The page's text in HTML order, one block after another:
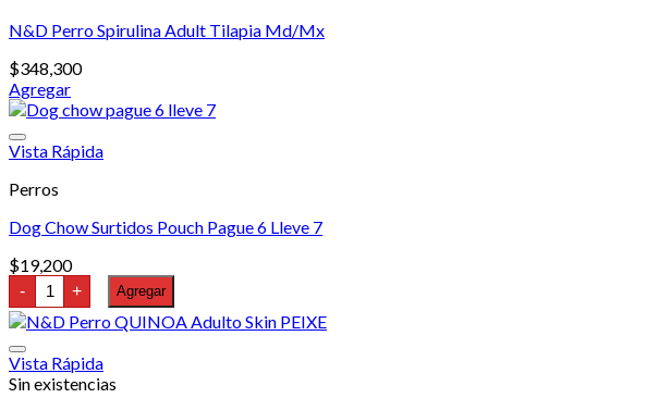
se
elegir
en
la
página
de
producto
N&D Perro Spirulina Adult Tilapia Md/Mx
$348,300
Agregar
Vista Rápida
Perros
Dog Chow Surtidos Pouch Pague 6 Lleve 7
$19,200
- Dog
Chow
Surtidos
Pouch
6
Lleve
+ Agregar
Vista Rápida
Sin existencias